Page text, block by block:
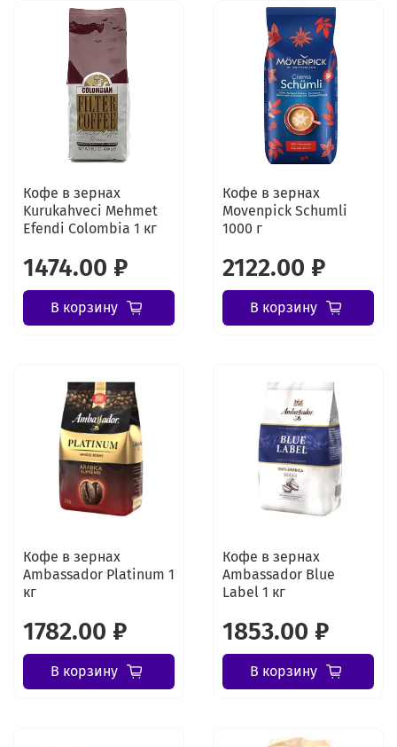
Кофе в зернах
Kurukahveci Mehmet
Efendi Colombia 1 кг
1474.00 ₽
В корзину
Кофе в зернах
Movenpick Schumli
1000 г
2122.00 ₽
В корзину
Кофе в зернах
Ambassador Platinum 1
кг
1782.00 ₽
В корзину
Кофе в зернах
Ambassador Blue
Label 1 кг
1853.00 ₽
В корзину